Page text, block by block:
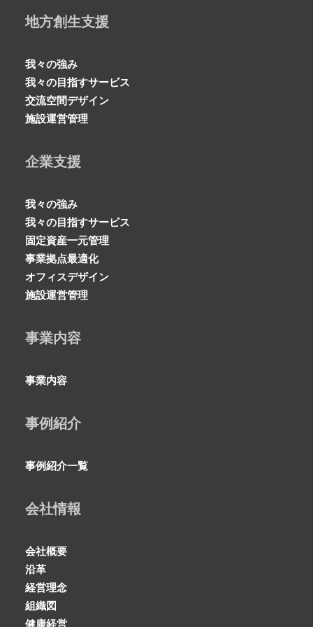
地方創生支援
我々の強み
我々の目指すサービス
交流空間デザイン
施設運営管理
企業支援
我々の強み
我々の目指すサービス
固定資産一元管理
事業拠点最適化
オフィスデザイン
施設運営管理
事業内容
事業内容
事例紹介
事例紹介一覧
会社情報
会社概要
沿革
経営理念
組織図
健康経営